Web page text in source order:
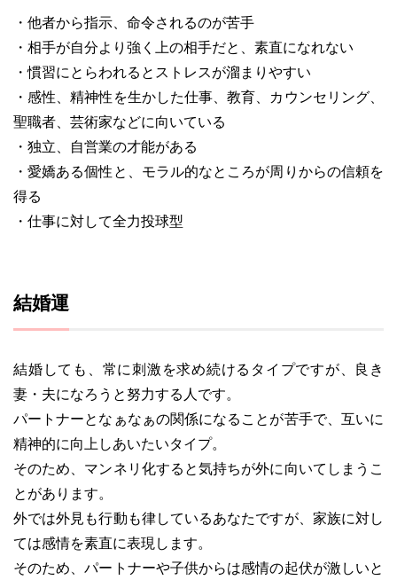
・他者から指示、命令されるのが苦手
・相手が自分より強く上の相手だと、素直になれない
・慣習にとらわれるとストレスが溜まりやすい
・感性、精神性を生かした仕事、教育、カウンセリング、
聖職者、芸術家などに向いている
・独立、自営業の才能がある
・愛嬌ある個性と、モラル的なところが周りからの信頼を
得る
・仕事に対して全力投球型
結婚運
結婚しても、常に刺激を求め続けるタイプですが、良き
妻・夫になろうと努力する人です。
パートナーとなぁなぁの関係になることが苦手で、互いに
精神的に向上しあいたいタイプ。
そのため、マンネリ化すると気持ちが外に向いてしまうこ
とがあります。
外では外見も行動も律しているあなたですが、家族に対し
ては感情を素直に表現します。
そのため、パートナーや子供からは感情の起伏が激しいと